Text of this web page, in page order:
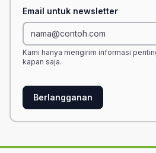
Email untuk newsletter
Kami hanya mengirim informasi
kapan saja.
Berlangganan